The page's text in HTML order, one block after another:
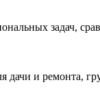
задач,
и ремонта,